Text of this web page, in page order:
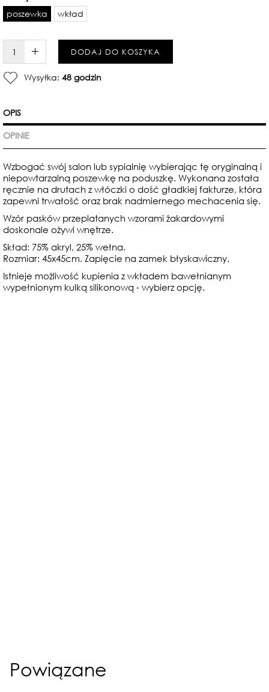
poszewka
wkład
W KOSZYKU :)DODAJ DO KOSZYKA
Wysyłka: 48 godzin
OPIS
OPINIE
Wzbogać swój salon lub sypialnię wybierając tę oryginalną i
niepowtarzalną poszewkę na poduszkę. Wykonana została
ręcznie na drutach z włóczki o dość gładkiej fakturze, która
zapewni trwałość oraz brak nadmiernego mechacenia się.
Wzór pasków przeplatanych wzorami żakardowymi
doskonale ożywi wnętrze.
Skład: 75% akryl, 25% wełna.
Rozmiar: 45x45cm. Zapięcie na zamek błyskawiczny.
Istnieje możliwość kupienia z wkładem bawełnianym
wypełnionym kulką silikonową - wybierz opcję.
Powiązane